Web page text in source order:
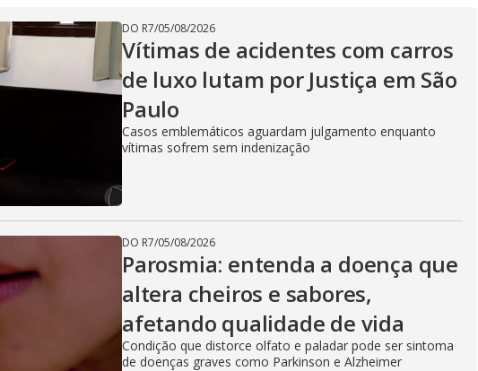
DO R7/05/08/2026
Vítimas de acidentes com carros
de luxo lutam por Justiça em São
Paulo
Casos emblemáticos aguardam julgamento enquanto
vítimas sofrem sem indenização
DO R7/05/08/2026
Parosmia: entenda a doença que
altera cheiros e sabores,
afetando qualidade de vida
Condição que distorce olfato e paladar pode ser sintoma
de doenças graves como Parkinson e Alzheimer